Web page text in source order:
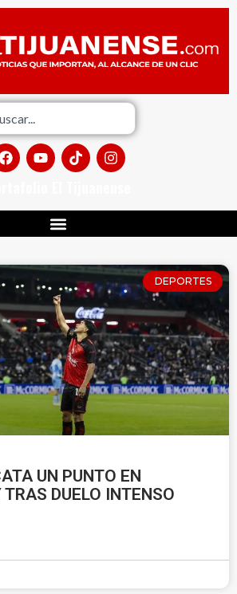
DEPORTES
UN PUNTO EN
DUELO INTENSO